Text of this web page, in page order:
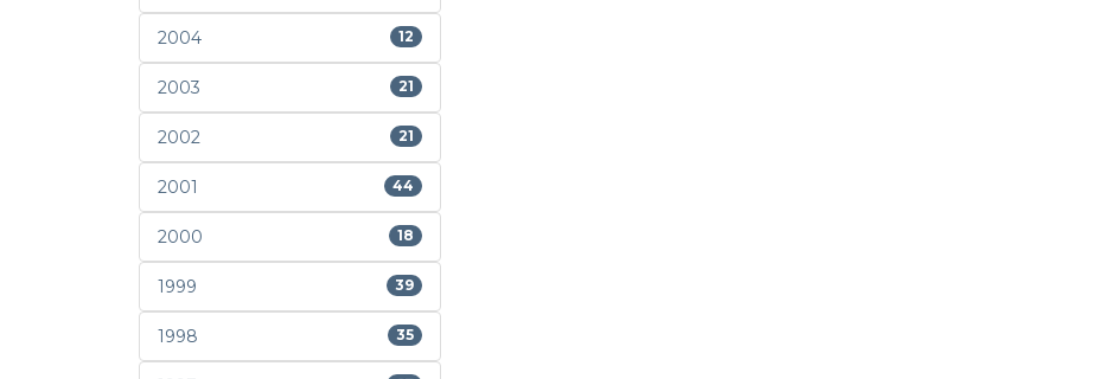
2004 12
2003 21
2002 21
2001 44
2000 18
1999 39
1998 35